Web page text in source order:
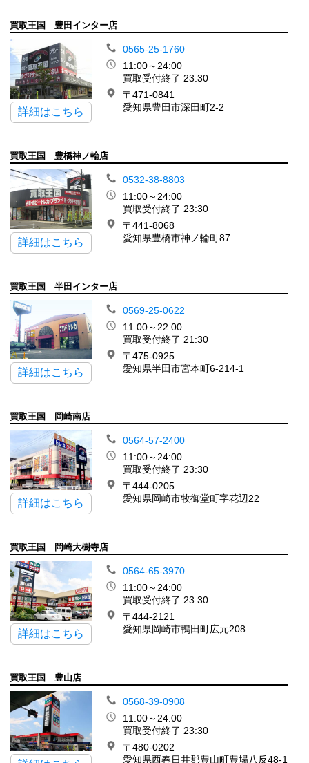
買取王国 豊田インター店
詳細はこちら
0565-25-1760
11:00～24:00
買取受付終了 23:30
〒471-0841
愛知県豊田市深田町2-2
買取王国 豊橋神ノ輪店
詳細はこちら
0532-38-8803
11:00～24:00
買取受付終了 23:30
〒441-8068
愛知県豊橋市神ノ輪町87
買取王国 半田インター店
詳細はこちら
0569-25-0622
11:00～22:00
買取受付終了 21:30
〒475-0925
愛知県半田市宮本町6-214-1
買取王国 岡崎南店
詳細はこちら
0564-57-2400
11:00～24:00
買取受付終了 23:30
〒444-0205
愛知県岡崎市牧御堂町字花辺22
買取王国 岡崎大樹寺店
詳細はこちら
0564-65-3970
11:00～24:00
買取受付終了 23:30
〒444-2121
愛知県岡崎市鴨田町広元208
買取王国 豊山店
0568-39-0908
11:00～24:00
買取受付終了 23:30
〒480-0202
愛知県西春日井郡豊山町豊場八反48-1